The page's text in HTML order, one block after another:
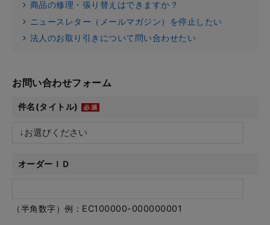
商品の修理・張り替えはできますか？
ニュースレター（メールマガジン）を停止したい
法人のお取り引きについて問い合わせたい
お問い合わせフォーム
件名(タイトル)
オーダーＩＤ
（半角数字）例：EC100000-000000001